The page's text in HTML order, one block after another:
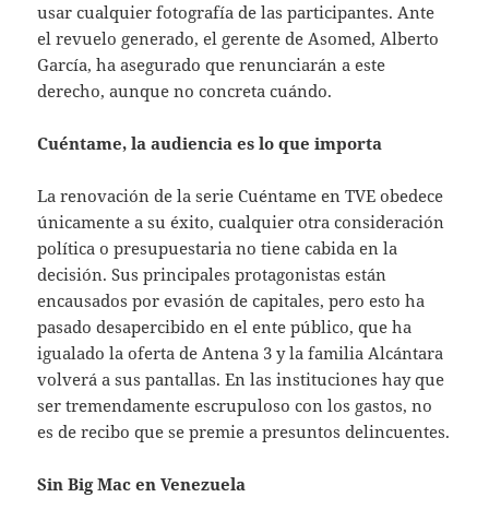
usar cualquier fotografía de las participantes. Ante
el revuelo generado, el gerente de Asomed, Alberto
García, ha asegurado que renunciarán a este
derecho, aunque no concreta cuándo.
Cuéntame, la audiencia es lo que importa
La renovación de la serie Cuéntame en TVE obedece
únicamente a su éxito, cualquier otra consideración
política o presupuestaria no tiene cabida en la
decisión. Sus principales protagonistas están
encausados por evasión de capitales, pero esto ha
pasado desapercibido en el ente público, que ha
igualado la oferta de Antena 3 y la familia Alcántara
volverá a sus pantallas. En las instituciones hay que
ser tremendamente escrupuloso con los gastos, no
es de recibo que se premie a presuntos delincuentes.
Sin Big Mac en Venezuela